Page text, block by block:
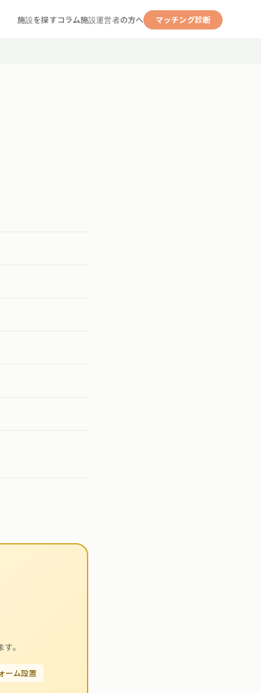
施設を探すコラム施設運営者の方へ マッチング診断
。
ーム設置